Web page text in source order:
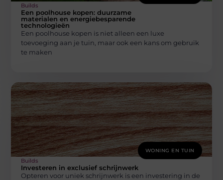
Builds
Een poolhouse kopen: duurzame
materialen en energiebesparende
technologieën
Een poolhouse kopen is niet alleen een luxe
toevoeging aan je tuin, maar ook een kans om gebruik
te maken
WONING EN TUIN
Builds
Investeren in exclusief schrijnwerk
Opteren voor uniek schrijnwerk is een investering in de